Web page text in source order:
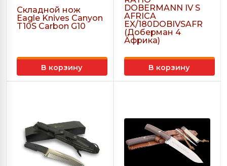
Складной нож
Eagle Knives Canyon
T10S Carbon G10
В корзину
DOBERMANN IV S
AFRICA
EX/180DOBIVSAFR
(Доберман 4
Африка)
В корзину